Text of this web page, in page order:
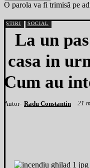
O parola va fi trimisă pe
ȘTIRI SOCIAL
La un
casa in
Cum au
Autor- Radu Constantin 21